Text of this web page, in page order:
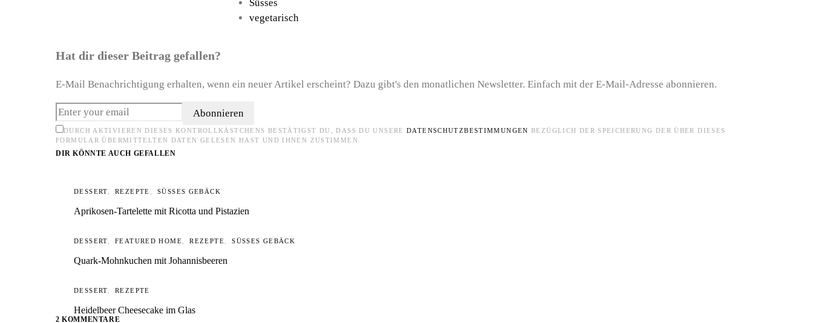
Süsses
vegetarisch
Hat dir dieser Beitrag gefallen?
E-Mail Benachrichtigung erhalten, wenn ein neuer Artikel erscheint? Dazu gibt's den monatlichen Newsletter. Einfach mit der E-Mail-Adresse abonnieren.
Abonnieren
DURCH AKTIVIEREN DIESES KONTROLLKÄSTCHENS BESTÄTIGST DU, DASS DU UNSERE DATENSCHUTZBESTIMMUNGEN BEZÜGLICH DER SPEICHERUNG DER ÜBER DIESES
FORMULAR ÜBERMITTELTEN DATEN GELESEN HAST UND IHNEN ZUSTIMMEN.
DIR KÖNNTE AUCH GEFALLEN
DESSERT REZEPTE SÜSSES GEBÄCK
Aprikosen-Tartelette mit Ricotta und Pistazien
DESSERT FEATURED HOME REZEPTE SÜSSES GEBÄCK
Quark-Mohnkuchen mit Johannisbeeren
DESSERT REZEPTE
Heidelbeer Cheesecake im Glas
2 KOMMENTARE